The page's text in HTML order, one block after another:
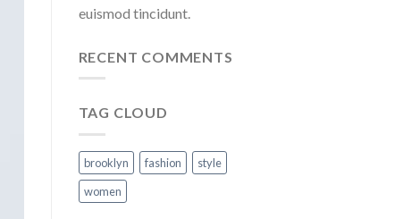
euismod tincidunt.
RECENT COMMENTS
TAG CLOUD
brooklyn fashion
style
women